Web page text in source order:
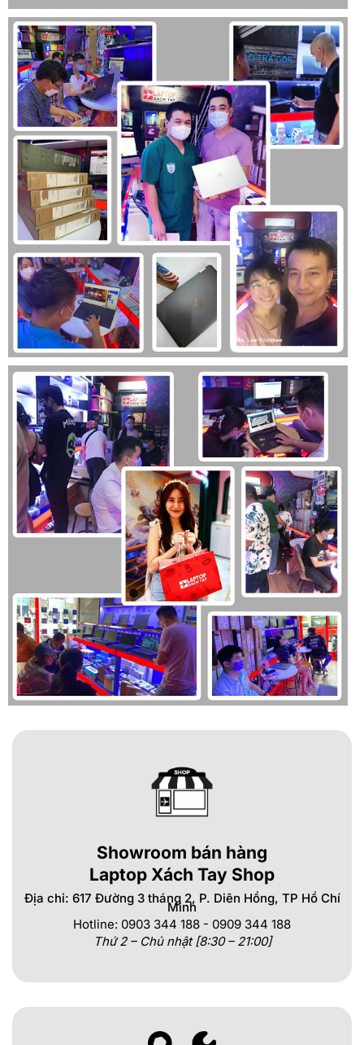
Showroom bán hàng
Laptop Xách Tay Shop
Địa chỉ: 617 Đường 3 tháng 2, P. Diên Hồng, TP Hồ Chí
Minh
Hotline: 0903 344 188 - 0909 344 188
Thứ 2 – Chủ nhật [8:30 – 21:00]